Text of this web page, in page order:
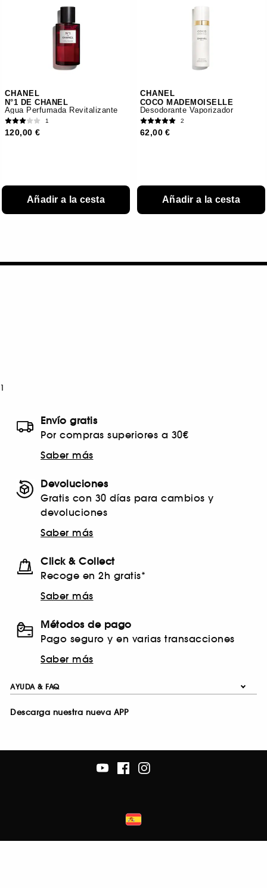
CHANEL
N°1 DE CHANEL
Agua Perfumada Revitalizante
1
120,00 €
Añadir a la cesta
CHANEL
COCO MADEMOISELLE
Desodorante Vaporizador
2
62,00 €
Añadir a la cesta
1
Envío gratis
Por compras superiores a 30€
Saber más
Devoluciones
Gratis con 30 días para cambios y
devoluciones
Saber más
Click & Collect
Recoge en 2h gratis*
Saber más
Métodos de pago
Pago seguro y en varias transacciones
Saber más
AYUDA & FAQ
Descarga nuestra nueva APP